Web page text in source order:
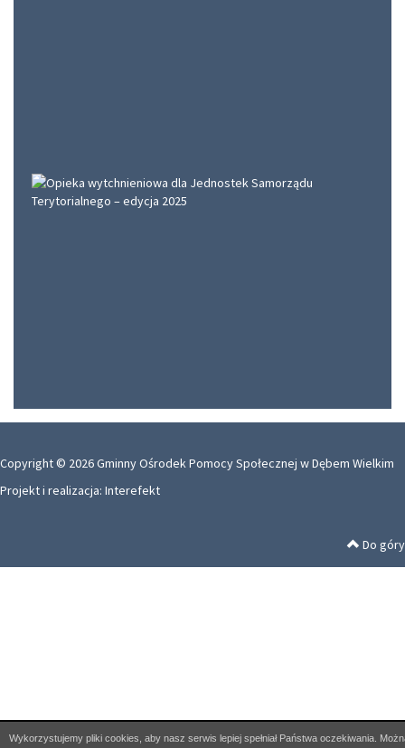
Copyright © 2026 Gminny Ośrodek Pomocy Społecznej w Dębem Wielkim
Projekt i realizacja: Interefekt
Do góry
Wykorzystujemy pliki cookies, aby nasz serwis lepiej spełniał Państwa oczekiwania.